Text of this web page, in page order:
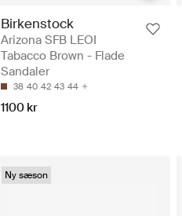
Birkenstock
Arizona SFB LEOI
Tabacco Brown - Flade
Sandaler
38 40 42 43 44
1100 kr
Ny sæson